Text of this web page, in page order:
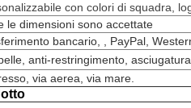
con colori di squadra,
le dimensioni sono accettate
bancario, , PayPal,
anti-restringimento,
via aerea, via mare.